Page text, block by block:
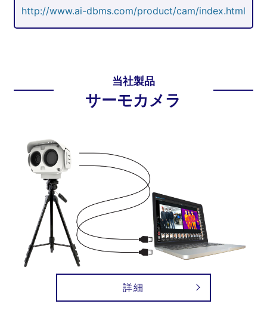
http://www.ai-dbms.com/product/cam/index.html
当社製品
サーモカメラ
詳細